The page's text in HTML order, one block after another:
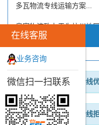
多瓦物流专线运输方案...
皇家物流致力于为杭州地
的、高效的杭州到摩尔多
杭州到摩尔多瓦物流专线
杭州到摩尔多瓦物流专线
在线客服
业务咨询
微信扫一扫联系